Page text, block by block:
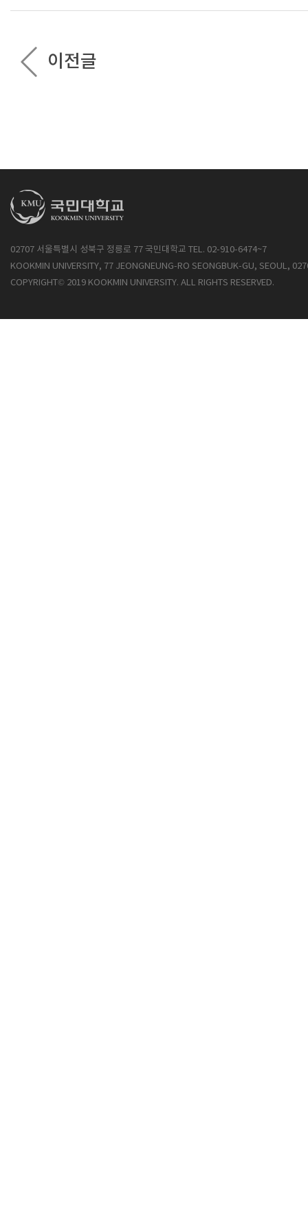
이전글
02707 서울특별시 성북구 정릉로 77 국민대학교 TEL. 02-910-6474~7
KOOKMIN UNIVERSITY, 77 JEONGNEUNG-RO SEONGBUK-GU, SEOUL,
COPYRIGHT© 2019 KOOKMIN UNIVERSITY. ALL RIGHTS RESERVED.